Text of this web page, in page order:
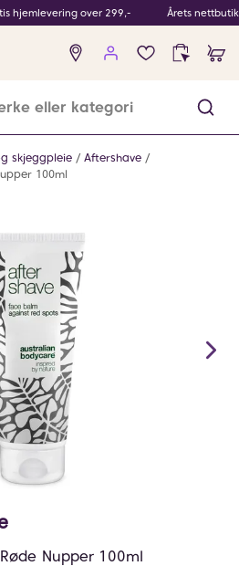
hjemlevering over 299,- Årets
Ingen
produkter
skjeggpleie
Aftershave
100ml
Nupper 100ml